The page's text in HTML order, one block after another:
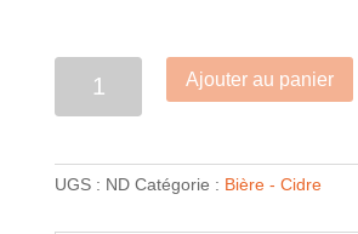
Ajouter au panier
UGS : ND Catégorie : Bière - Cidre